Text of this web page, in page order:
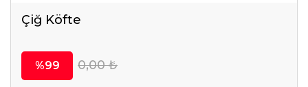
Çiğ Köfte
%99 0,00 ₺